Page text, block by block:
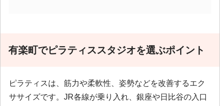
有楽町でピラティススタジオを選ぶポイント
ピラティスは、筋力や柔軟性、姿勢などを改善するエク
ササイズです。JR各線が乗り入れ、銀座や日比谷の入口